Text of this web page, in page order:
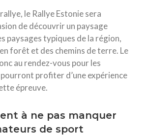
le Rallye Estonie sera
de découvrir un paysage
paysages typiques de la région,
forêt et des chemins de terre. Le
au rendez-vous pour les
profiter d’une expérience
épreuve.
à ne pas manquer
de sport